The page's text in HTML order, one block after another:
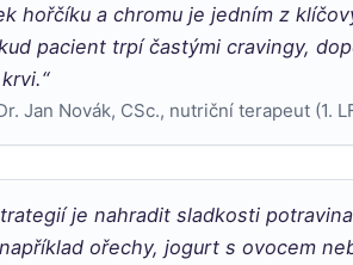
hořčíku a chromu je jedním z
pacient trpí častými cravingy,
Jan Novák, CSc., nutriční terapeut (1.
je nahradit sladkosti
ořechy, jogurt s ovocem